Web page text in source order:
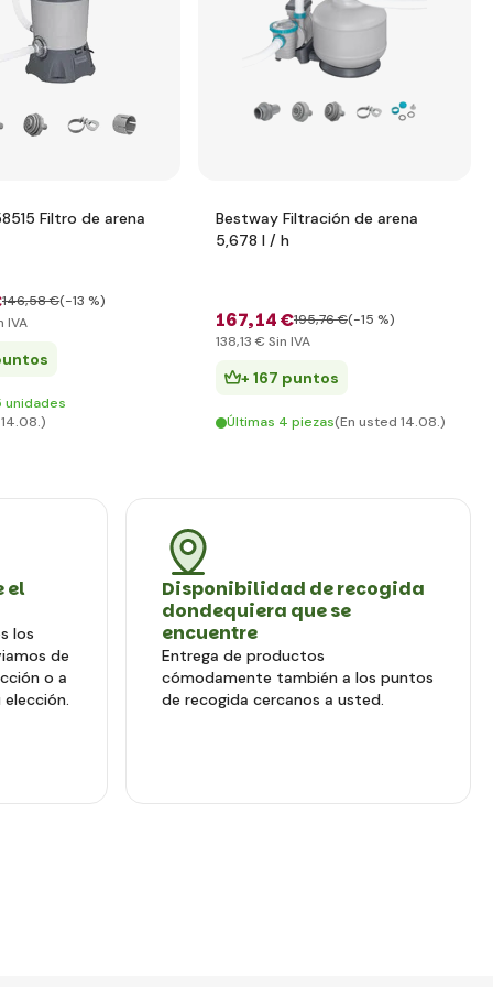
Filtro de arena
146,58 €(-13 %)
IVA
unidades
Bestway Filtración de arena
5,678 l / h
167,14 €195,76 €(-15 %)
138,13 € Sin IVA
+ 167 puntos
Últimas 4 piezas(En usted 14.08.)
el
los
de
o a
Disponibilidad de recogida
dondequiera que se
encuentre
Entrega de productos
cómodamente también a los puntos
de recogida cercanos a usted.